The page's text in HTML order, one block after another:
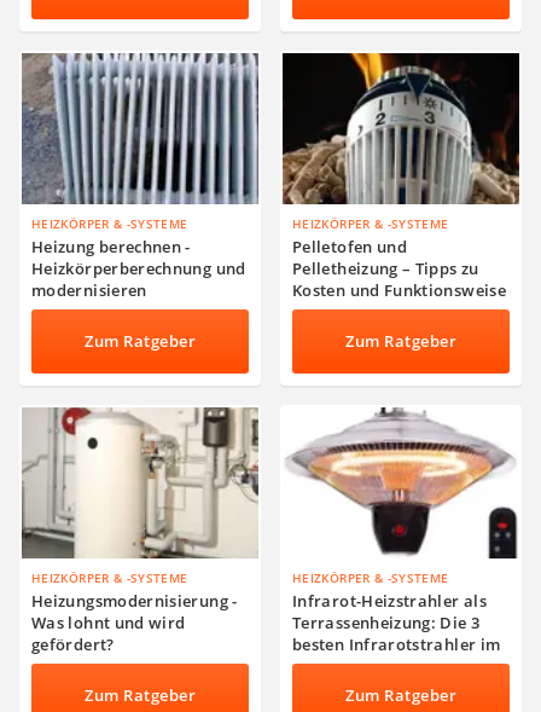
HEIZKÖRPER & -SYSTEME
Heizung berechnen -
Heizkörperberechnung und
modernisieren
Zum Ratgeber
HEIZKÖRPER & -SYSTEME
Pelletofen und
Pelletheizung – Tipps zu
Kosten und Funktionsweise
Zum Ratgeber
HEIZKÖRPER & -SYSTEME
Heizungsmodernisierung -
Was lohnt und wird
gefördert?
Zum Ratgeber
HEIZKÖRPER & -SYSTEME
Infrarot-Heizstrahler als
Terrassenheizung: Die 3
besten Infrarotstrahler im
Vergleich
Zum Ratgeber